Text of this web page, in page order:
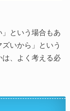
という場合もあ
いから」という
、よく考える必